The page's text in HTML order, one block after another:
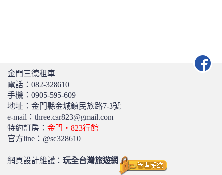
金門三德租車
電話： 082-328610
手機： 0905-595-609
地址：金門縣金城鎮民族路7-3號
e-mail：three.car823@gmail.com
特約訂房： 金門‧823行館
官方line：@sd328610
網頁設計維護： 玩全台灣旅遊網